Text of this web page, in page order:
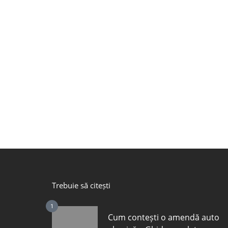
Trebuie să citești
1
Cum contești o amendă auto